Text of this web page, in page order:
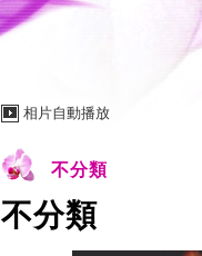
相片自動播放
不分類
不分類